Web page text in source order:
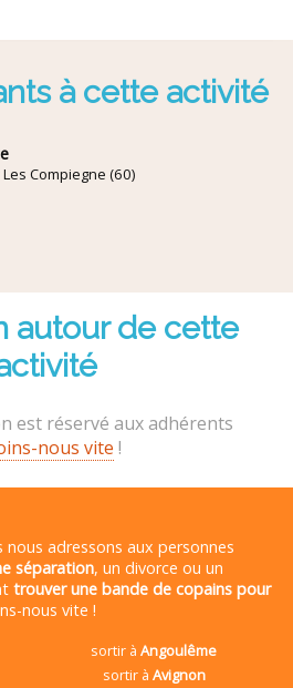
à cette activité
Compiegne (60)
autour de cette
est réservé aux adhérents
nous vite !
adressons aux personnes
séparation, un divorce ou un
trouver une bande de copains pour
nous vite !
sortir àAngoulême
sortir à Avignon